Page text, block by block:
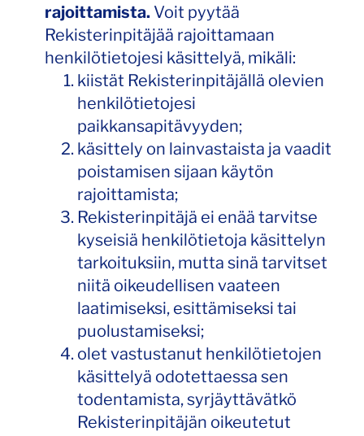
rajoittamista. Voit pyytää
Rekisterinpitäjää rajoittamaan
henkilötietojesi käsittelyä, mikäli:
kiistät Rekisterinpitäjällä olevien
henkilötietojesi
paikkansapitävyyden;
käsittely on lainvastaista ja vaadit
poistamisen sijaan käytön
rajoittamista;
Rekisterinpitäjä ei enää tarvitse
kyseisiä henkilötietoja käsittelyn
tarkoituksiin, mutta sinä tarvitset
niitä oikeudellisen vaateen
laatimiseksi, esittämiseksi tai
puolustamiseksi;
olet vastustanut henkilötietojen
käsittelyä odotettaessa sen
todentamista, syrjäyttävätkö
Rekisterinpitäjän oikeutetut